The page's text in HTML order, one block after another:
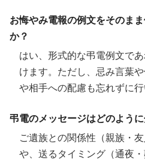
お悔やみ電報の例文をそのま
か？
はい、形式的な弔電例文で
けます。ただし、忌み言葉
や相手への配慮も忘れずに行
弔電のメッセージはどのよう
ご遺族との関係性（親族・
や、送るタイミング（通夜